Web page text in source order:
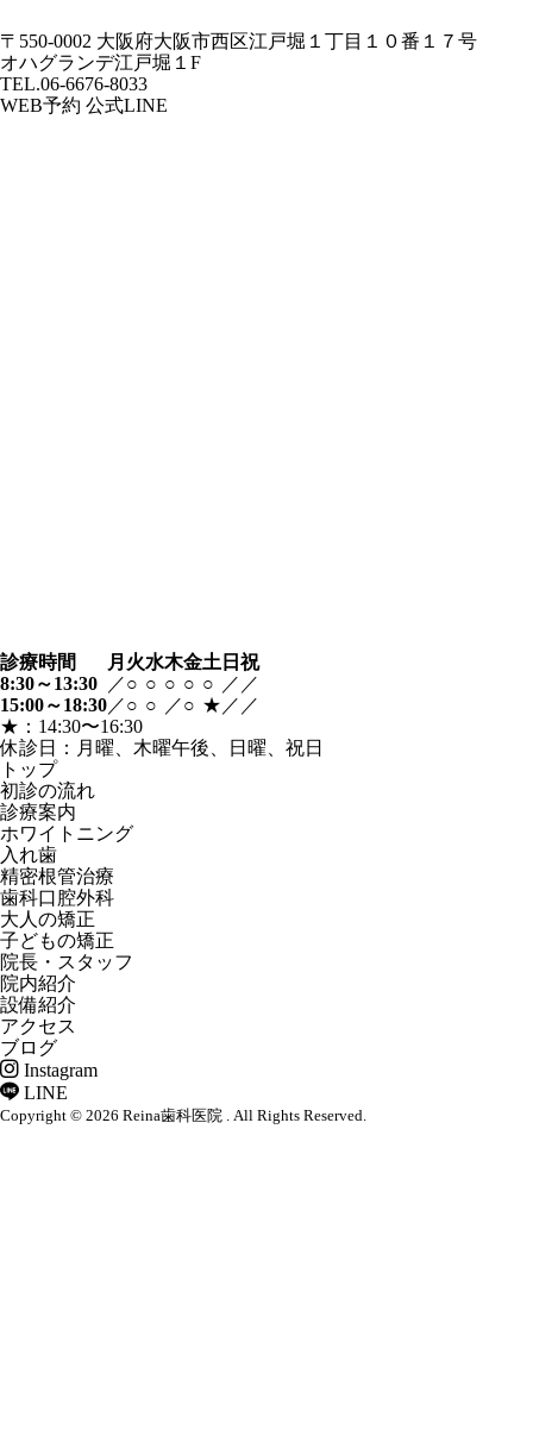
〒550-0002 大阪府大阪市西区江戸堀１丁目１０番１７号
オハグランデ江戸堀１F
TEL.06-6676-8033
WEB予約 公式LINE
診療時間 月 火水木金土 日祝
8:30～13:30
／○ ○ ○ ○ ○ ／ ／
15:00～18:30／○ ○ ／○ ★ ／ ／
★：14:30〜16:30
休診日：月曜、木曜午後、日曜、祝日
トップ
初診の流れ
診療案内
ホワイトニング
入れ歯
精密根管治療
歯科口腔外科
大人の矯正
子どもの矯正
院長・スタッフ
院内紹介
設備紹介
アクセス
ブログ
Instagram
LINE
Copyright © 2026 Reina歯科医院 . All Rights Reserved.